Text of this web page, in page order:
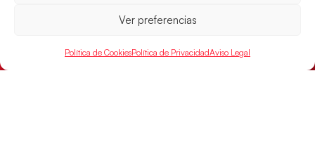
Ver preferencias
Política de CookiesPolítica de PrivacidadAviso Legal
un billete para las semifinales del Mundial
15:00 h, los cuartos de final del Campeonato del